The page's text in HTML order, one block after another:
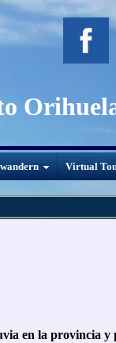
Virtual
en la provincia y